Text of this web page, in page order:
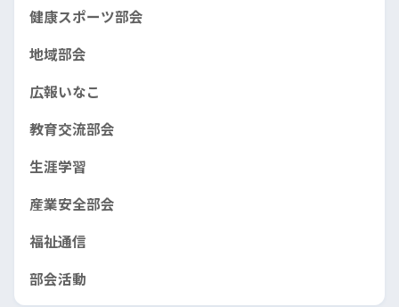
健康スポーツ部会
地域部会
広報いなこ
教育交流部会
生涯学習
産業安全部会
福祉通信
部会活動